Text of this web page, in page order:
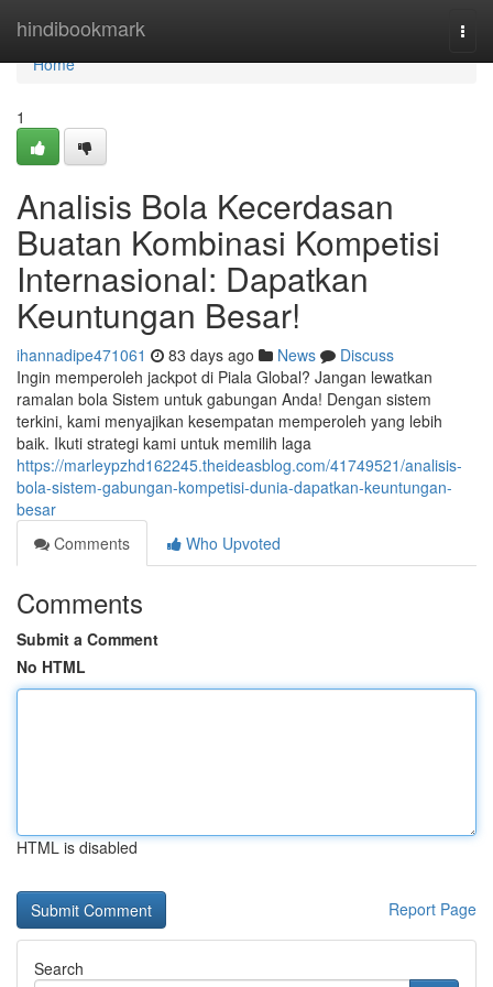
hindibookmark
Home
Home
1
Analisis Bola Kecerdasan
Buatan Kombinasi Kompetisi
Internasional: Dapatkan
Keuntungan Besar!
ihannadipe471061 83 days ago News
Discuss
Ingin memperoleh jackpot di Piala Global? Jangan lewatkan
ramalan bola Sistem untuk gabungan Anda! Dengan sistem
terkini, kami menyajikan kesempatan memperoleh yang lebih
baik. Ikuti strategi kami untuk memilih laga
https://marleypzhd162245.theideasblog.com/41749521/analisis-
bola-sistem-gabungan-kompetisi-dunia-dapatkan-keuntungan-
besar
Comments
Who Upvoted
Comments
Submit a Comment
No HTML
HTML is disabled
Report Page
Search